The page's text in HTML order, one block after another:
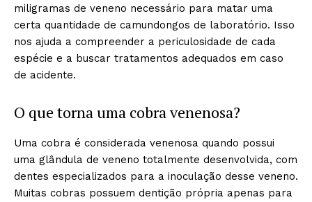
miligramas de veneno necessário para matar uma
certa quantidade de camundongos de laboratório. Isso
nos ajuda a compreender a periculosidade de cada
espécie e a buscar tratamentos adequados em caso
de acidente.
O que torna uma cobra venenosa?
Uma cobra é considerada venenosa quando possui
uma glândula de veneno totalmente desenvolvida, com
dentes especializados para a inoculação desse veneno.
Muitas cobras possuem dentição própria apenas para